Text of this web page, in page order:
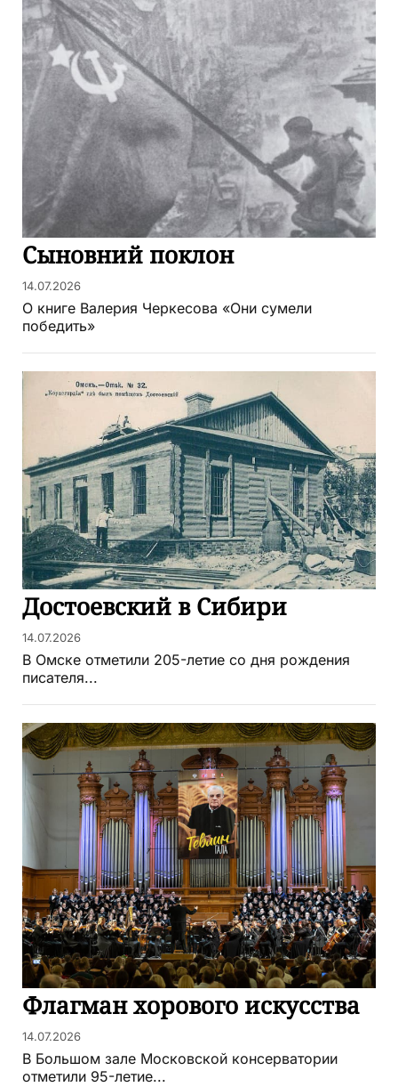
Сыновний поклон
14.07.2026
О книге Валерия Черкесова «Они сумели
победить»
Достоевский в Сибири
14.07.2026
В Омске отметили 205-летие со дня рождения
писателя...
Флагман хорового искусства
14.07.2026
В Большом зале Московской консерватории
отметили 95-летие...